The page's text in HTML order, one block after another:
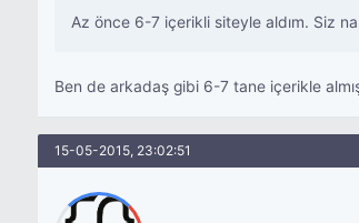
Az önce 6-7 içerikli siteyle aldım. Siz
Ben de arkadaş gibi 6-7 tane içerikle
15-05-2015, 23:02:51